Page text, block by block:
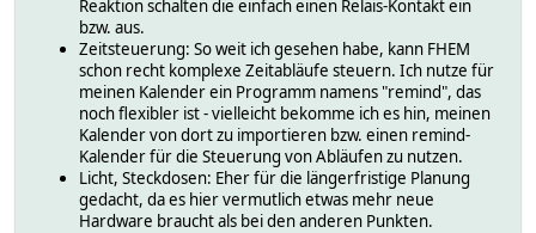
Reaktion schalten die einfach einen Relais-Kontakt ein
bzw. aus.
Zeitsteuerung: So weit ich gesehen habe, kann FHEM
schon recht komplexe Zeitabläufe steuern. Ich nutze für
meinen Kalender ein Programm namens "remind", das
noch flexibler ist - vielleicht bekomme ich es hin, meinen
Kalender von dort zu importieren bzw. einen remind-
Kalender für die Steuerung von Abläufen zu nutzen.
Licht, Steckdosen: Eher für die längerfristige Planung
gedacht, da es hier vermutlich etwas mehr neue
Hardware braucht als bei den anderen Punkten.